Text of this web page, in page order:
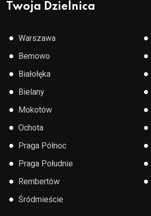
Twoja Dzielnica
● Warszawa
● Bemowo
● Białołęka
● Bielany
● Mokotów
● Ochota
● Praga Północ
● Praga Południe
● Rembertów
● Śródmieście
●
●
●
●
●
●
●
●
●